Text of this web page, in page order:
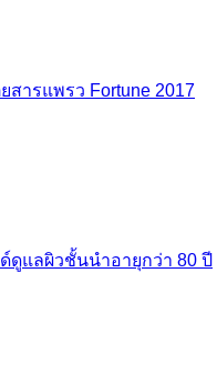
สารแพรว Fortune 2017
ดูแลผิวชั้นนำอายุกว่า 80 ปี